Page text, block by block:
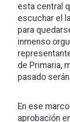
esta central
escuchar el
para
inmenso
de Primaria,
pasado
En ese
aprobación